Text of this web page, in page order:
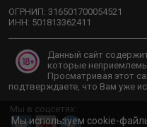
ОГРНИП: 316501700054521
ИНН: 501813362411
Данный сайт
которые
Просматривая этот
подтверждаете, что Вам уже
Мы в соцсетях:
Мы используем cookie-